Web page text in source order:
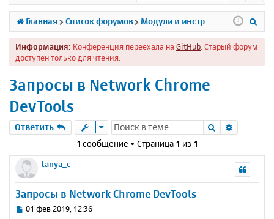
ы
л
к
р
у
м
о
д
Главная Список форумов Модули и инструменты
Информация: Конференция переехала на GitHub . Старый форум
доступен только для чтения.
Запросы в Network Chrome
DevTools
Ответить Поиск
1 сообщение • Страница 1 из 1
tanya_c
Запросы в Network Chrome DevTools
С01 фев 2019, 12:36